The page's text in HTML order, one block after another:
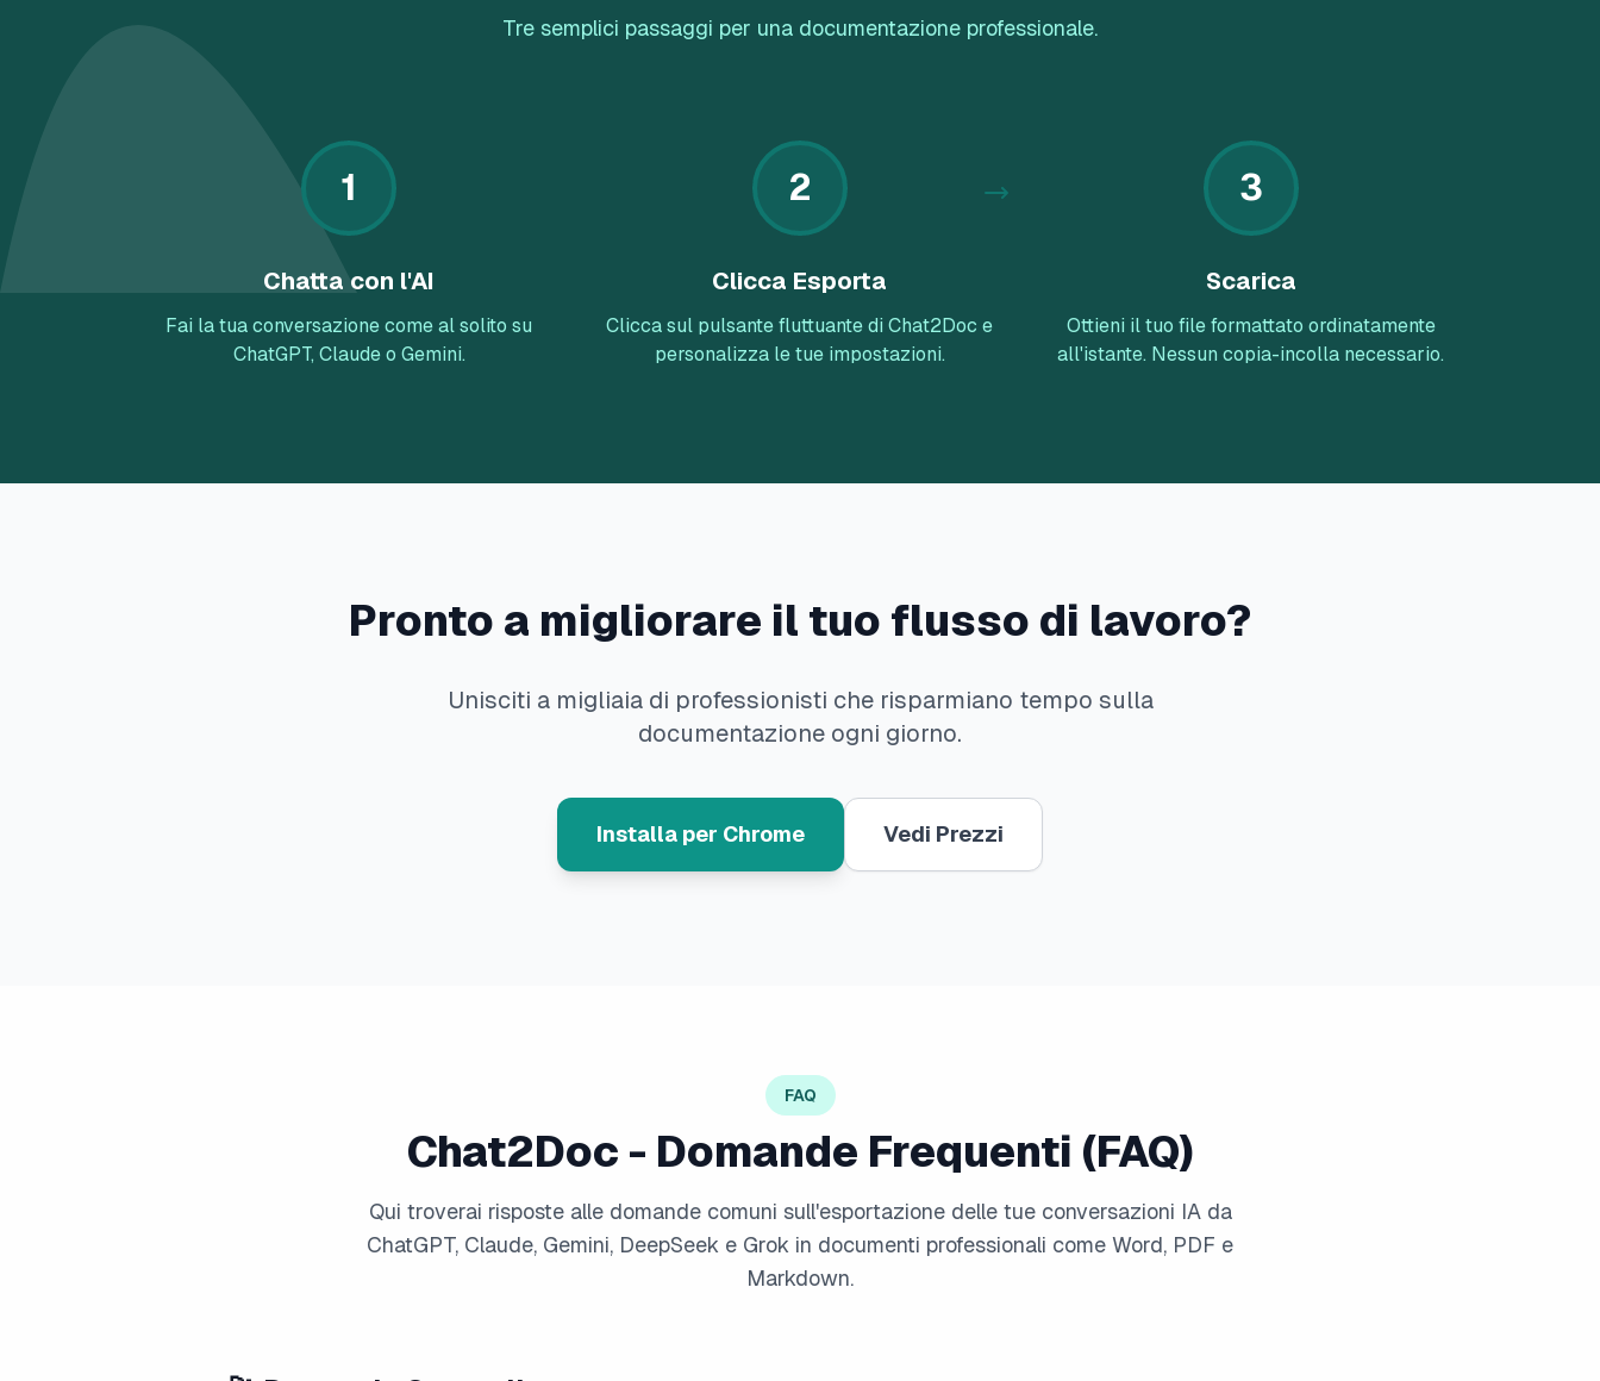
Tre semplici passaggi per una documentazione professionale.
1
Chatta con l'AI
Fai la tua conversazione come al solito su
ChatGPT, Claude o Gemini.
2
Clicca Esporta
Clicca sul pulsante fluttuante di Chat2Doc e
personalizza le tue impostazioni.
3
Scarica
Ottieni il tuo file formattato ordinatamente
all'istante. Nessun copia-incolla necessario.
Pronto a migliorare il tuo flusso di lavoro?
Unisciti a migliaia di professionisti che risparmiano tempo sulla
documentazione ogni giorno.
Installa per Chrome Vedi Prezzi
FAQ
Chat2Doc - Domande Frequenti (FAQ)
Qui troverai risposte alle domande comuni sull'esportazione delle tue conversazioni IA da
ChatGPT, Claude, Gemini, DeepSeek e Grok in documenti professionali come Word, PDF e
Markdown.